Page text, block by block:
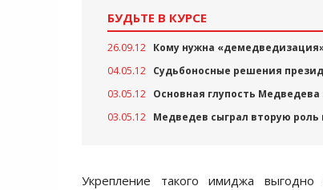
БУДЬТЕ В КУРСЕ
26.09.12 Кому нужна
04.05.12 Судьбоносные решения
03.05.12 Основная глупость Медведева
03.05.12 Медведев сыграл вторую
Укрепление такого имиджа